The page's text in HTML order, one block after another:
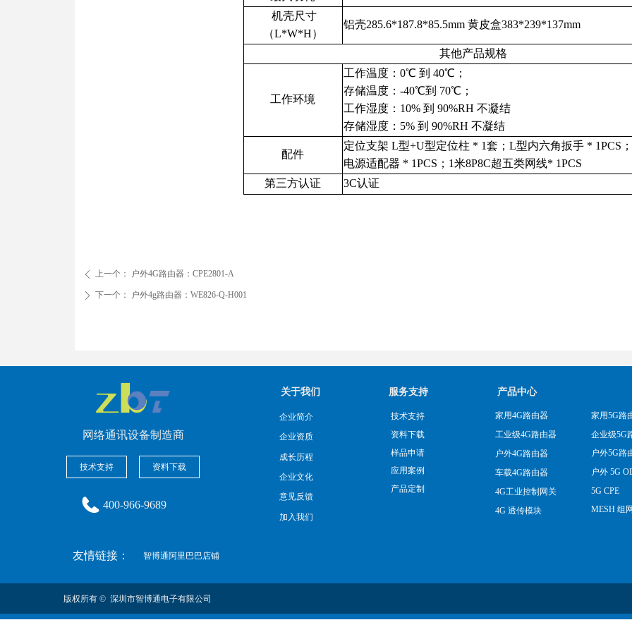
ꄴ 上一个： 户外4G路由器：CPE2801-A
ꄲ 下一个： 户外4g路由器：WE826-Q-H001
机壳尺寸
（L*W*H）
铝壳285.6*187.8*85.5mm 黄皮盒383*239*137mm
其他产品规格
工作环境
工作温度：0℃ 到 40℃；
存储温度：-40℃到 70℃；
工作湿度：10% 到 90%RH 不凝结
存储湿度：5% 到 90%RH 不凝结
配件
定位支架 L型+U型定位柱 * 1套；L型内六角扳手 * 1PCS ；
电源适配器 * 1PCS ；1米8P8C超五类网线* 1PCS
第三方认证
3C认证
企业简介
企业资质
成长历程
企业文化
意见反馈
加入我们
关于我们 服务支持 产品中心
400-966-9689
家用4G路由器
工业级4G路由器
户外4G路由器
车载4G路由器
4G工业控制网关
4G 透传模块
技术支持
资料下载
样品申请
应用案例
产品定制
网络通讯设备制造商
技术支持 资料下载
家用5G路
企业级5G
户外5G路
户外 5G
5G CPE
MESH 组
版权所有 © 深圳市智博通电子有限公司
友情链接： 智博通阿里巴巴店铺